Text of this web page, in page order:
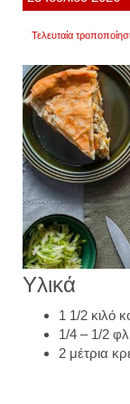
Τελευταία
Υλικά
1 1/2 κιλό
1/4 – 1/2
2 μέτρια